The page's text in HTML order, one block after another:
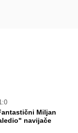
Miljan
navijače